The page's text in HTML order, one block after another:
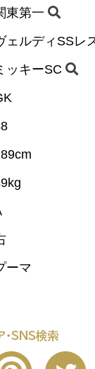
東第一
ェルディSSレ
ッキーSC
ーマ
・SNS検索